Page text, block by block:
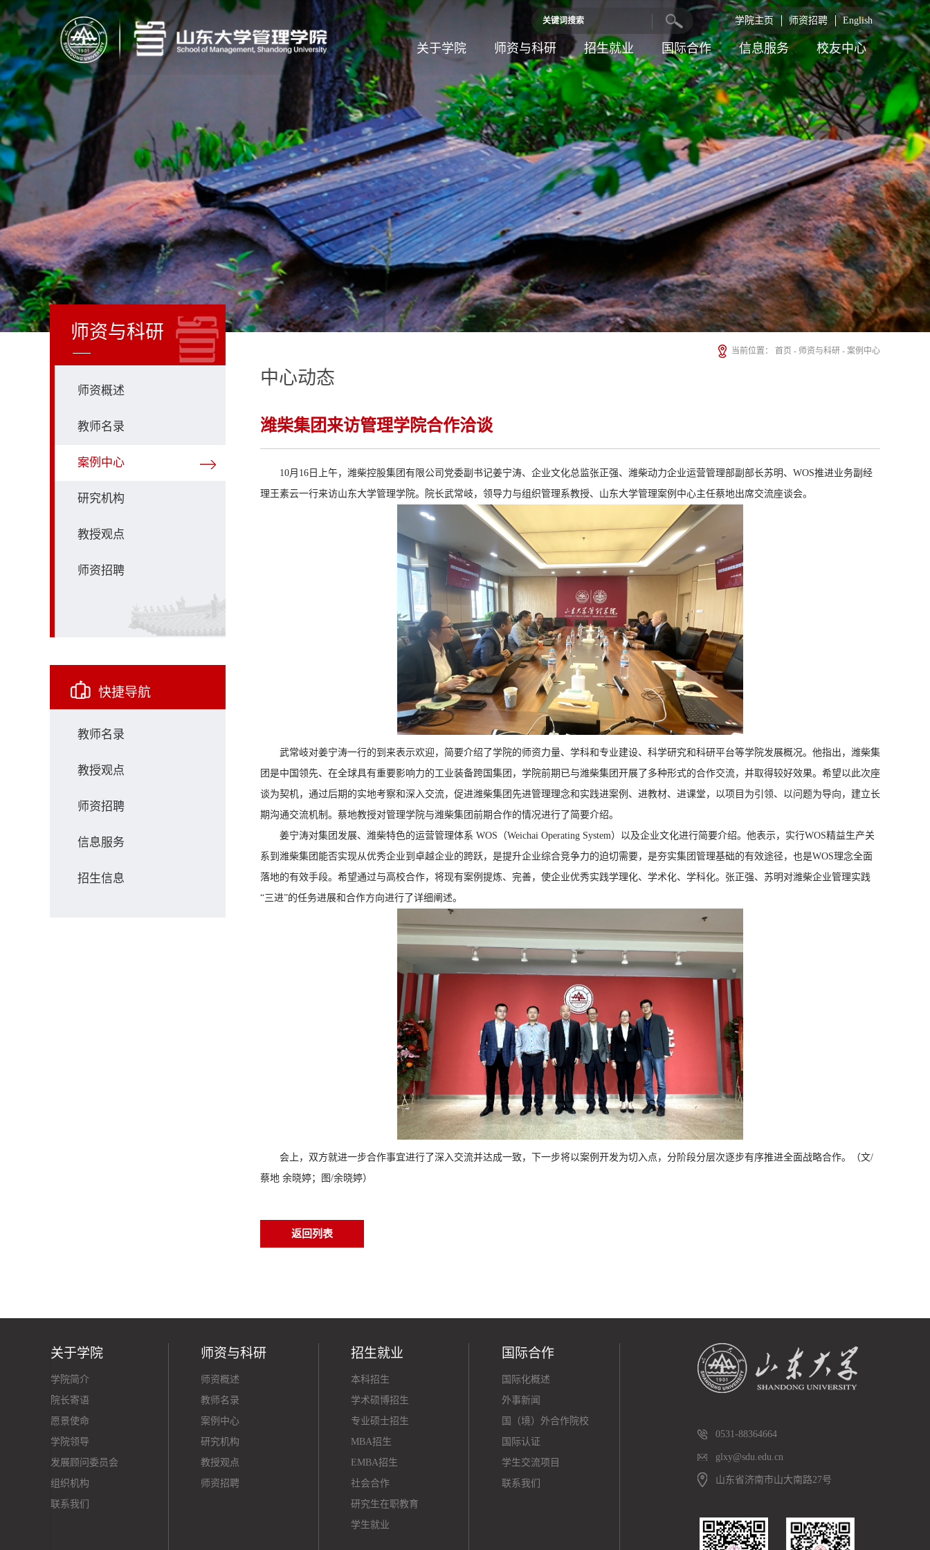
学院主页 师资招聘 English
关于学院 师资与科研 招生就业 国际合作 信息服务 校友中心
师资与科研
师资概述
教师名录
案例中心
研究机构
教授观点
师资招聘
快捷导航
教师名录
教授观点
师资招聘
信息服务
招生信息
当前位置： 首页 - 师资与科研 - 案例中心
中心动态
潍柴集团来访管理学院合作洽谈
10月16日上午，潍柴控股集团有限公司党委副书记姜宁涛、企业文化总监张正强、潍柴动力企业运营管理部副部长苏明、WOS推进业务副经
理王素云一行来访山东大学管理学院。院长武常岐，领导力与组织管理系教授、山东大学管理案例中心主任蔡地出席交流座谈会。
武常岐对姜宁涛一行的到来表示欢迎，简要介绍了学院的师资力量、学科和专业建设、科学研究和科研平台等学院发展概况。他指出，潍柴集
团是中国领先、在全球具有重要影响力的工业装备跨国集团，学院前期已与潍柴集团开展了多种形式的合作交流，并取得较好效果。希望以此次座
谈为契机，通过后期的实地考察和深入交流，促进潍柴集团先进管理理念和实践进案例、进教材、进课堂，以项目为引领、以问题为导向，建立长
期沟通交流机制。蔡地教授对管理学院与潍柴集团前期合作的情况进行了简要介绍。
姜宁涛对集团发展、潍柴特色的运营管理体系 WOS（Weichai Operating System）以及企业文化进行简要介绍。他表示，实行WOS精益生产关
系到潍柴集团能否实现从优秀企业到卓越企业的跨跃，是提升企业综合竞争力的迫切需要，是夯实集团管理基础的有效途径，也是WOS理念全面
落地的有效手段。希望通过与高校合作，将现有案例提炼、完善，使企业优秀实践学理化、学术化、学科化。张正强、苏明对潍柴企业管理实践
“三进”的任务进展和合作方向进行了详细阐述。
会上，双方就进一步合作事宜进行了深入交流并达成一致，下一步将以案例开发为切入点，分阶段分层次逐步有序推进全面战略合作。（文/
蔡地 余晓婷；图/余晓婷）
返回列表
关于学院
学院简介
院长寄语
愿景使命
学院领导
发展顾问委员会
组织机构
联系我们
师资与科研
师资概述
教师名录
案例中心
研究机构
教授观点
师资招聘
招生就业
本科招生
学术硕博招生
专业硕士招生
MBA招生
EMBA招生
社会合作
研究生在职教育
学生就业
国际合作
国际化概述
外事新闻
国（境）外合作院校
国际认证
学生交流项目
联系我们
0531-88364664
glxy@sdu.edu.cn
山东省济南市山大南路27号